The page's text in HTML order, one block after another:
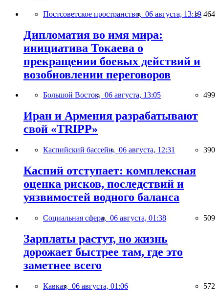
Постсоветское пространство, 06 августа, 13:19 464
Дипломатия во имя мира:
инициатива Токаева о
прекращении боевых действий и
возобновлении переговоров
Большой Восток, 06 августа, 13:05 499
Иран и Армения разрабатывают
свой «TRIPP»
Каспийский бассейн, 06 августа, 12:31 390
Каспий отступает: комплексная
оценка рисков, последствий и
уязвимостей водного баланса
Социальная сфера, 06 августа, 01:38 509
Зарплаты растут, но жизнь
дорожает быстрее там, где это
заметнее всего
Кавказ, 06 августа, 01:06 572